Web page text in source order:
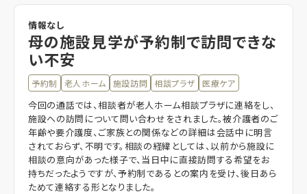
情報なし
母の施設見学が予約制で訪問できな
い不安
予約制 老人ホーム 施設訪問 相談プラザ 医療ケア
今回の通話では、相談者が老人ホーム相談プラザに連絡をし、
施設への訪問について問い合わせをされました。被介護者のご
年齢や要介護度、ご家族との関係などの詳細は会話中に明言
されておらず、不明です。相談の経緯としては、以前から施設に
相談の意向があった様子で、当日中に直接訪問する希望をお
持ちだったようですが、予約制であるとの案内を受け、後日あら
ためて連絡する形となりました。